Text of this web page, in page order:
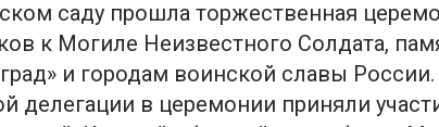
саду прошла торжественная
к Могиле Неизвестного Солдата,
и городам воинской славы
делегации в церемонии приняли